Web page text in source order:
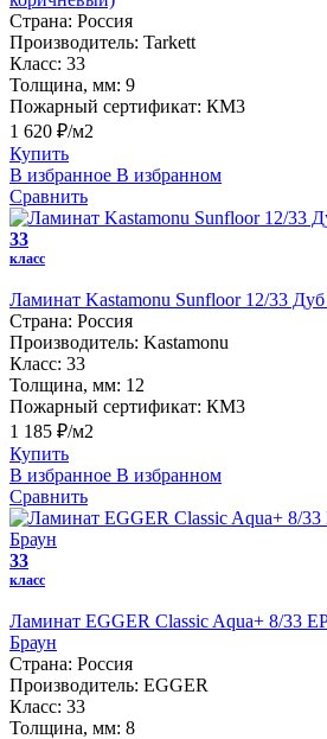
Страна: Россия
Производитель: Tarkett
Класс: 33
Толщина, мм: 9
Пожарный сертификат: КМ3
1 620 ₽/м2
Купить
В избранное В избранном
Сравнить
33
класс
Ламинат Kastamonu Sunfloor 12/33
Страна: Россия
Производитель: Kastamonu
Класс: 33
Толщина, мм: 12
Пожарный сертификат: КМ3
1 185 ₽/м2
Купить
В избранное В избранном
Сравнить
33
класс
Ламинат EGGER Classic Aqua+ 8/33
Браун
Страна: Россия
Производитель: EGGER
Класс: 33
Толщина, мм: 8